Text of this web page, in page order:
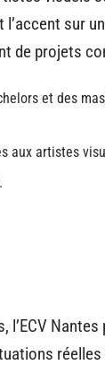
sur
de projets
et des
aux artistes
Nantes
réelles